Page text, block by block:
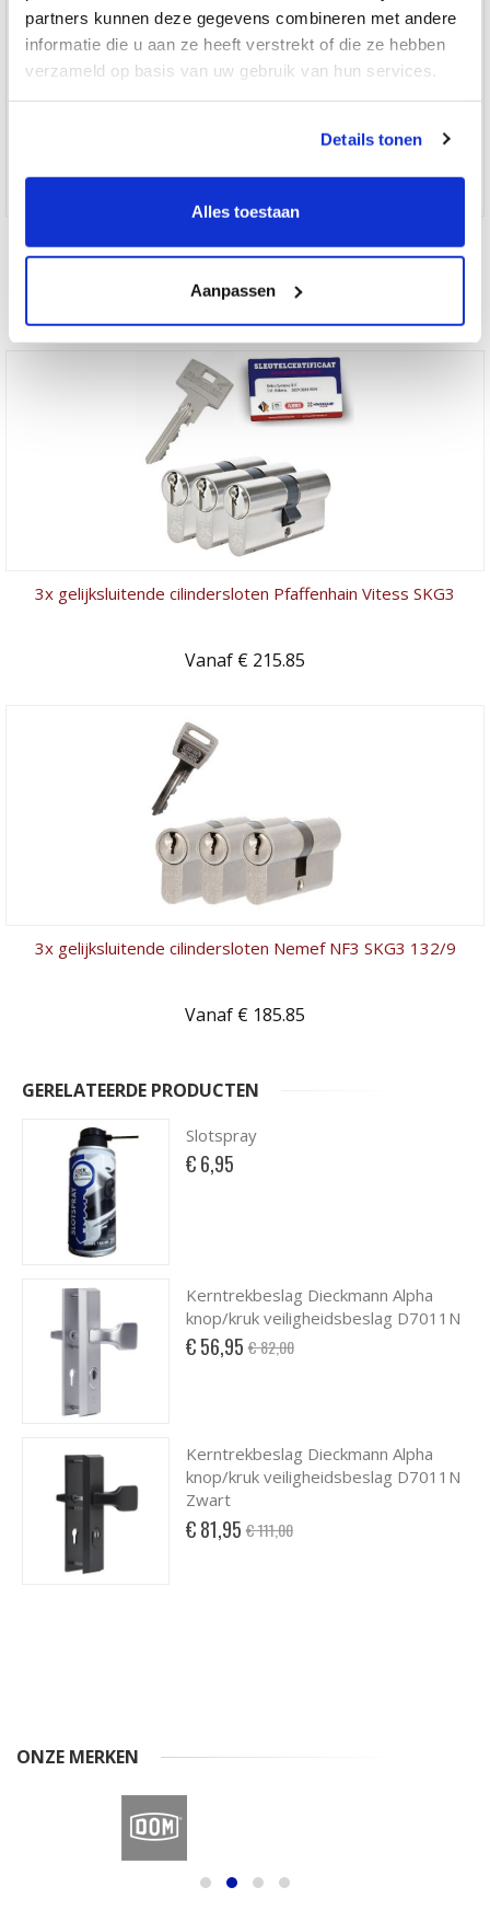
partners kunnen deze gegevens combineren met andere
informatie die u aan ze heeft verstrekt of die ze hebben
verzameld op basis van uw gebruik van hun services.
Details tonen
Alles toestaan
Aanpassen
Vanaf € 112.50
3x gelijksluitende cilindersloten Pfaffenhain Vitess SKG3
Vanaf € 215.85
3x gelijksluitende cilindersloten Nemef NF3 SKG3 132/9
Vanaf € 185.85
GERELATEERDE PRODUCTEN
Slotspray
€ 6,95
Kerntrekbeslag Dieckmann Alpha
knop/kruk veiligheidsbeslag D7011N
Special
€ 56,95 € 82,00
Kerntrekbeslag Dieckmann Alpha
knop/kruk veiligheidsbeslag D7011N
Zwart
Special
€ 81,95 € 111,00
ONZE MERKEN